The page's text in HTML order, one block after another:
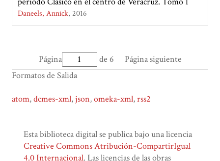
Daneels, Annick 2016
Página de 6
Página siguiente
Formatos de Salida
atom,dcmes-xml, json,omeka-xml,rss2
Esta biblioteca digital se publica bajo una licencia
Creative Commons Atribución-CompartirIgual
4.0 Internacional. Las licencias de las obras